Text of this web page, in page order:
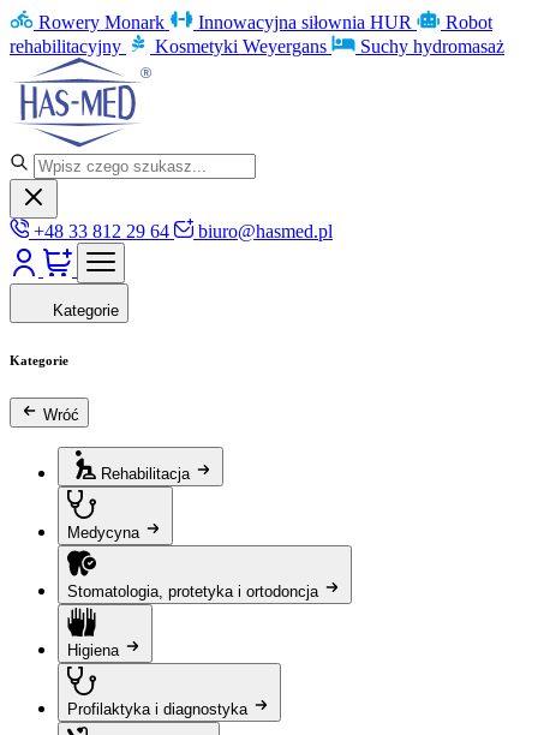
Rowery Monark Innowacyjna siłownia HUR
Robot
rehabilitacyjny
Kosmetyki Weyergans Suchy hydromasaż
+48 33 812 29 64 biuro@hasmed.pl
Kategorie
Kategorie
Wróć
Rehabilitacja
Medycyna
Stomatologia, protetyka i ortodoncja
Higiena
Profilaktyka i diagnostyka